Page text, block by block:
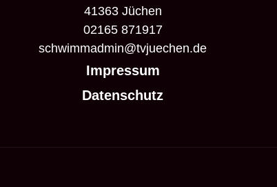
41363 Jüchen
02165 871917
schwimmadmin@tvjuechen.de
Impressum
Datenschutz